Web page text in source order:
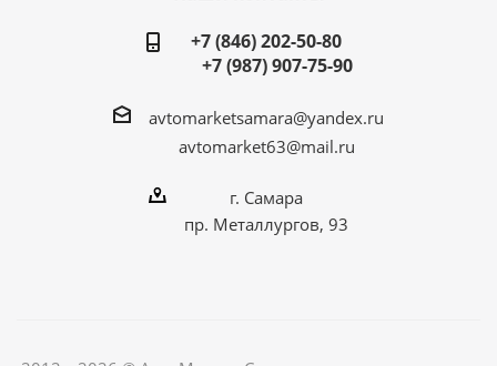
+7 (846) 202-50-80
+7 (987) 907-75-90
avtomarketsamara@yandex.ru
avtomarket63@mail.ru
г. Самара
пр. Металлургов, 93